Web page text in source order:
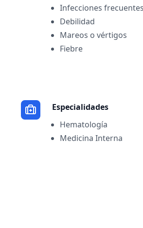
Infecciones
Debilidad
Mareos o vértigos
Fiebre
Especialidades
Hematología
Medicina Interna